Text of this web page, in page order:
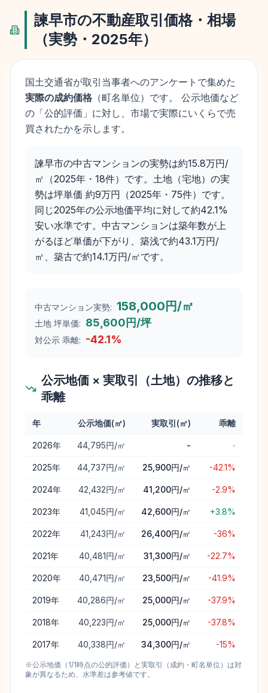
諫早市の不動産取引価格・相場
（実勢・ 2025年）
国土交通省が取引当事者へのアンケートで集めた
実際の成約価格 （町名単位）です。 公示地価など
の「公的評価」に対し、市場で実際にいくらで売
買されたかを示します。
諫早市の中古マンションの実勢は約15.8万円/
㎡（2025年・18件）です。土地（宅地）の実
勢は坪単価 約9万円（2025年・75件）です。
同じ2025年の公示地価平均に対して約42.1%
安い水準です。中古マンションは築年数が上
がるほど単価が下がり、築浅で約43.1万円/
㎡、築古で約14.1万円/㎡です。
中古マンション実勢: 158,000円/㎡
土地 坪単価: 85,600円/坪
対公示 乖離: -42.1%
公示地価 × 実取引（土地）の推移と
乖離
年 公示地価(㎡) 実取引(㎡) 乖離
2026年 44,795円/㎡ - -
2025年 44,737円/㎡ 25,900円/㎡ -42.1%
2024年 42,432円/㎡ 41,200円/㎡ -2.9%
2023年 41,045円/㎡ 42,600円/㎡ +3.8%
2022年 41,243円/㎡ 26,400円/㎡ -36%
2021年 40,481円/㎡ 31,300円/㎡ -22.7%
2020年 40,471円/㎡ 23,500円/㎡ -41.9%
2019年 40,286円/㎡ 25,000円/㎡ -37.9%
2018年 40,223円/㎡ 25,000円/㎡ -37.8%
2017年 40,338円/㎡ 34,300円/㎡ -15%
※公示地価（1/1時点の公的評価）と実取引（成約・町名単位）は対
象が異なるため、水準差は参考値です。